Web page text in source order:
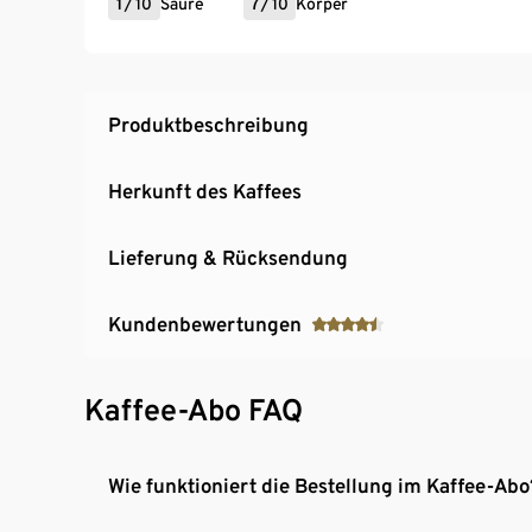
Produktbeschreibung
Herkunft des Kaffees
Lieferung & Rücksendung
Kundenbewertungen
Kaffee-Abo FAQ
Wie funktioniert die Bestellung im Kaffee-